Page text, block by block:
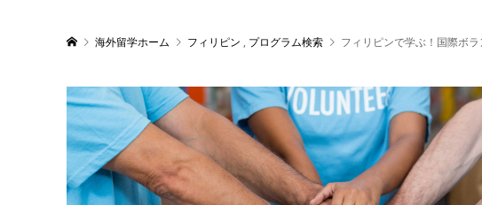
海外留学ホーム フィリピン , プログラム検索 フィリピンで学ぶ！国際ボ